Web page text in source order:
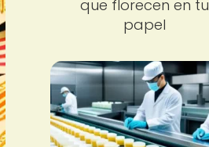
que florecen en tu
papel